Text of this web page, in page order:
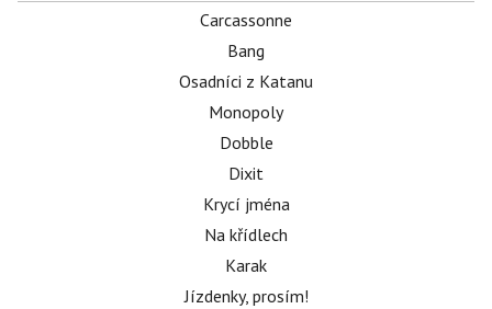
Carcassonne
Bang
Osadníci z Katanu
Monopoly
Dobble
Dixit
Krycí jména
Na křídlech
Karak
Jízdenky, prosím!